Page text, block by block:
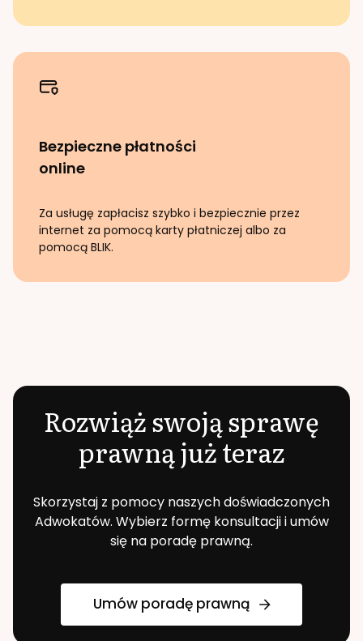
Bezpieczne płatności
online
Za usługę zapłacisz szybko i bezpiecznie przez
internet za pomocą karty płatniczej albo za
pomocą BLIK.
Rozwiąż swoją sprawę
prawną już teraz
Skorzystaj z pomocy naszych doświadczonych
Adwokatów. Wybierz formę konsultacji i umów
się na poradę prawną.
Umów poradę prawną